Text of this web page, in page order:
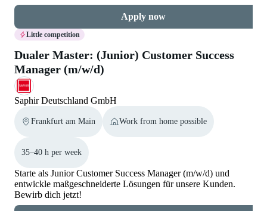
Apply now
Little competition
Dualer Master: (Junior) Customer Success
Manager (m/w/d)
Saphir Deutschland GmbH
Frankfurt am Main Work from home possible
35–40 h per week
Starte als Junior Customer Success Manager (m/w/d) und
entwickle maßgeschneiderte Lösungen für unsere Kunden.
Bewirb dich jetzt!